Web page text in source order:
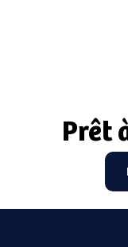
Prêt
Prêt